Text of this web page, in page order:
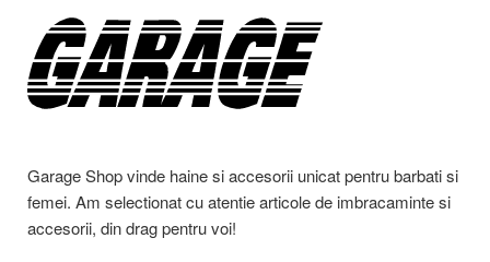
Garage Shop vinde haine si accesorii unicat pentru barbati si
femei. Am selectionat cu atentie articole de imbracaminte si
accesorii, din drag pentru voi!